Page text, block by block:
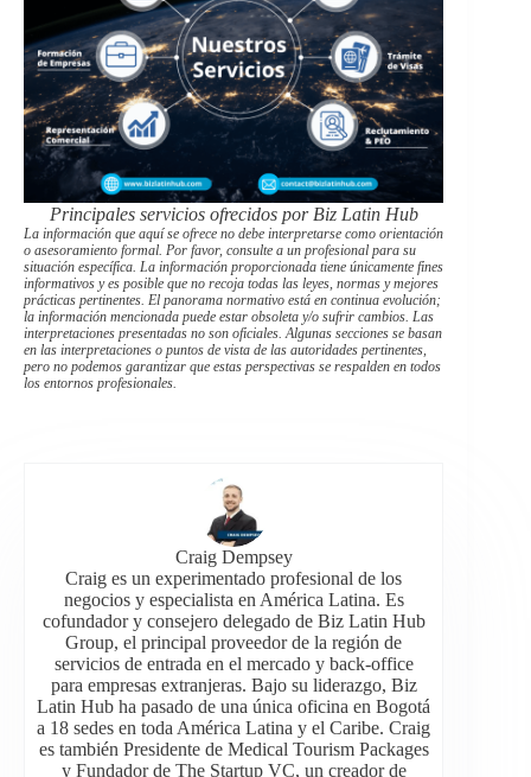
Principales servicios ofrecidos por Biz Latin Hub
La información que aquí se ofrece no debe interpretarse como orientación
o asesoramiento formal. Por favor, consulte a un profesional para su
situación específica. La información proporcionada tiene únicamente fines
informativos y es posible que no recoja todas las leyes, normas y mejores
prácticas pertinentes. El panorama normativo está en continua evolución;
la información mencionada puede estar obsoleta y/o sufrir cambios. Las
interpretaciones presentadas no son oficiales. Algunas secciones se basan
en las interpretaciones o puntos de vista de las autoridades pertinentes,
pero no podemos garantizar que estas perspectivas se respalden en todos
los entornos profesionales.
Craig Dempsey
Craig es un experimentado profesional de los
negocios y especialista en América Latina. Es
cofundador y consejero delegado de Biz Latin Hub
Group, el principal proveedor de la región de
servicios de entrada en el mercado y back-office
para empresas extranjeras. Bajo su liderazgo, Biz
Latin Hub ha pasado de una única oficina en Bogotá
a 18 sedes en toda América Latina y el Caribe. Craig
es también Presidente de Medical Tourism Packages
y Fundador de The Startup VC, un creador de